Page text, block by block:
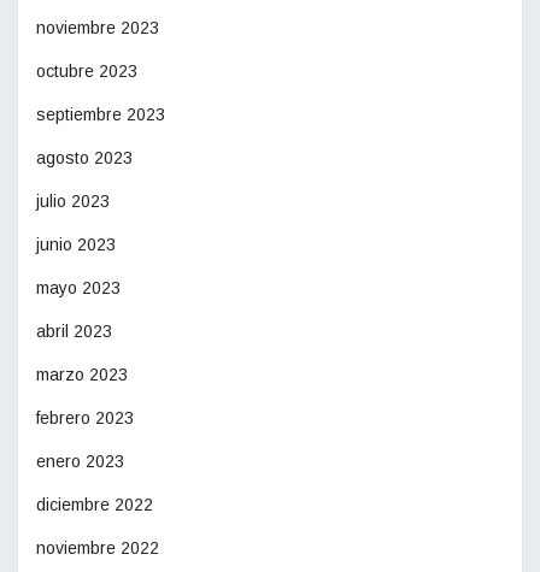
noviembre 2023
octubre 2023
septiembre 2023
agosto 2023
julio 2023
junio 2023
mayo 2023
abril 2023
marzo 2023
febrero 2023
enero 2023
diciembre 2022
noviembre 2022